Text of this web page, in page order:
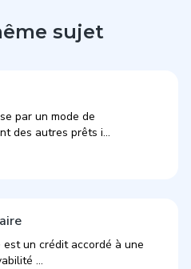
sujet
par un mode de
des autres prêts i...
un crédit accordé à une
...